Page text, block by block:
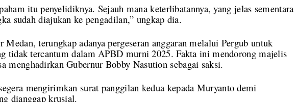
itu penyelidiknya. Sejauh mana keterlibatannya, yang jelas sementara
sudah diajukan ke pengadilan,” ungkap dia.
terungkap adanya pergeseran anggaran melalui Pergub untuk
tidak tercantum dalam APBD murni 2025. Fakta ini mendorong majelis
menghadirkan Gubernur Bobby Nasution sebagai saksi.
mengirimkan surat panggilan kedua kepada Muryanto demi
dianggap krusial.